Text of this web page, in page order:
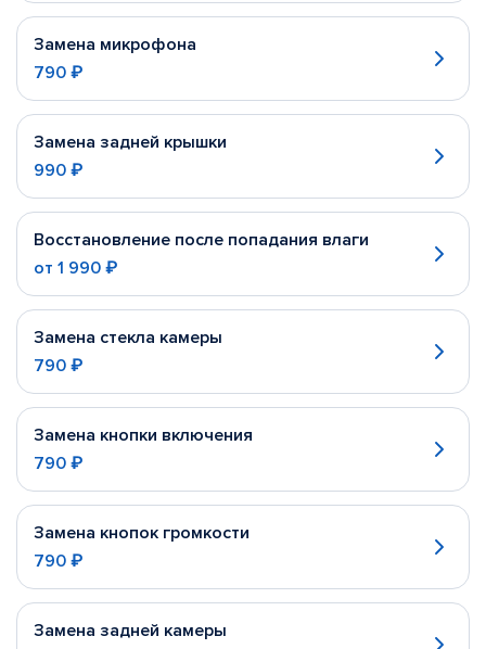
Замена микрофона
790 ₽
Замена задней крышки
990 ₽
Восстановление после попадания влаги
от 1 990 ₽
Замена стекла камеры
790 ₽
Замена кнопки включения
790 ₽
Замена кнопок громкости
790 ₽
Замена задней камеры